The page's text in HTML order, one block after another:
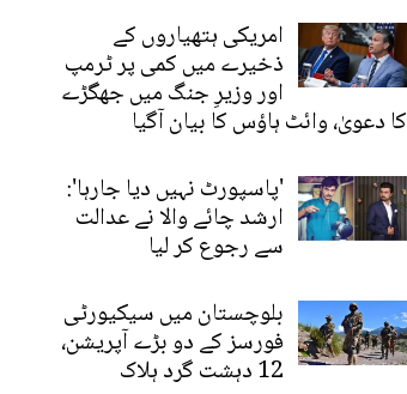
امریکی ہتھیاروں کے
ذخیرے میں کمی پر ٹرمپ
اور وزیرِ جنگ میں جھگڑے
کا دعویٰ، وائٹ ہاؤس کا بیان آگیا
'پاسپورٹ نہیں دیا جارہا':
ارشد چائے والا نے عدالت
سے رجوع کر لیا
بلوچستان میں سیکیورٹی
فورسز کے دو بڑے آپریشن،
12 دہشت گرد ہلاک